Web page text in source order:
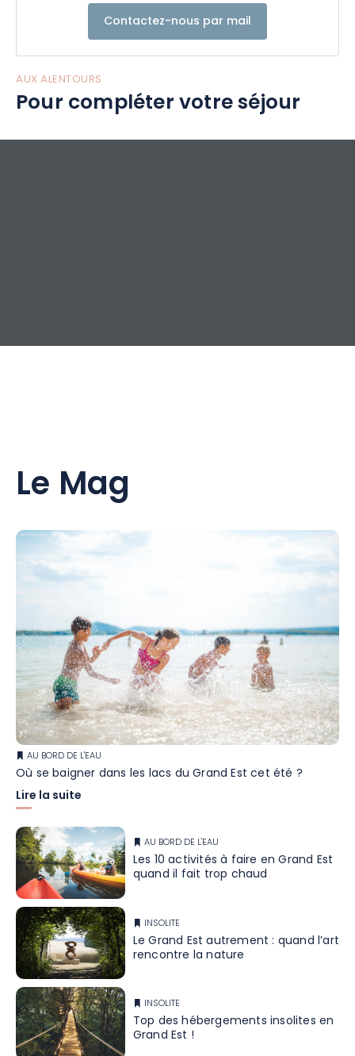
Contactez-nous par mail
AUX ALENTOURS
Pour compléter votre séjour
Le Mag
AU BORD DE L'EAU
Où se baigner dans les lacs du Grand Est cet été ?
Lire la suite
AU BORD DE L'EAU
Les 10 activités à faire en Grand Est
quand il fait trop chaud
INSOLITE
Le Grand Est autrement : quand l’art
rencontre la nature
INSOLITE
Top des hébergements insolites en
Grand Est !